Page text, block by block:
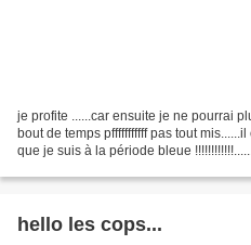
je profite ......car ensuite je ne pourrai
bout de temps pfffffffffff pas tout
que je suis à la période bleue
hello les cops...